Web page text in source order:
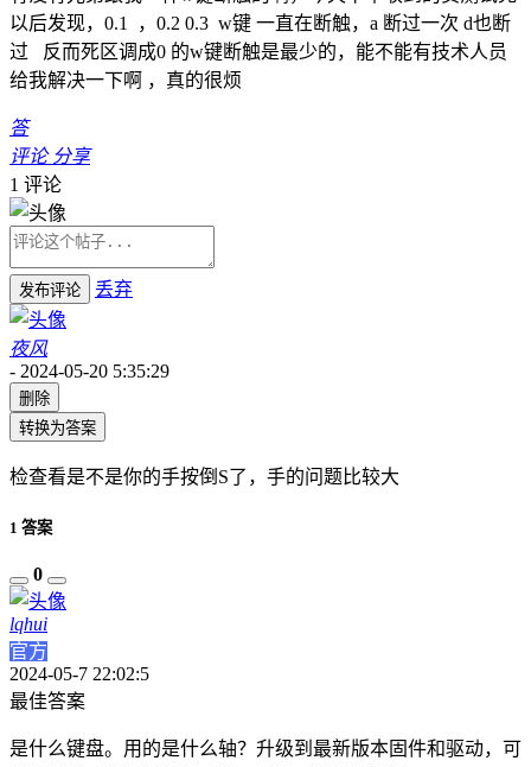
以后发现，0.1 ，0.2 0.3 w键 一直在断触，a 断过一次 d也断
过 反而死区调成0 的w键断触是最少的，能不能有技术人员
给我解决一下啊 ，真的很烦
答
评论 分享
1 评论
发布评论 丢弃
夜风
- 2024-05-20 5:35:29
删除
转换为答案
检查看是不是你的手按倒S了，手的问题比较大
1 答案
0
lqhui
官方
2024-05-7 22:02:5
最佳答案
是什么键盘。用的是什么轴？升级到最新版本固件和驱动，可